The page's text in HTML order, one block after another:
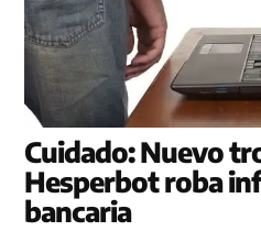
Cuidado: Nuevo
Hesperbot roba
bancaria